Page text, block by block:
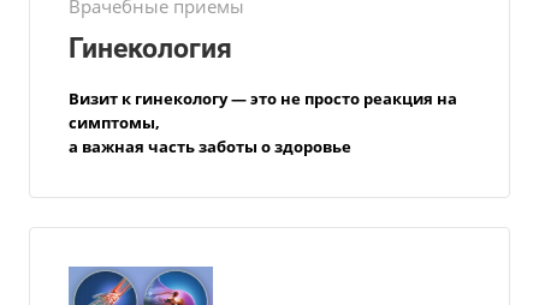
Врачебные приемы
Гинекология
Визит к гинекологу — это не просто реакция на
симптомы,
а важная часть заботы о здоровье